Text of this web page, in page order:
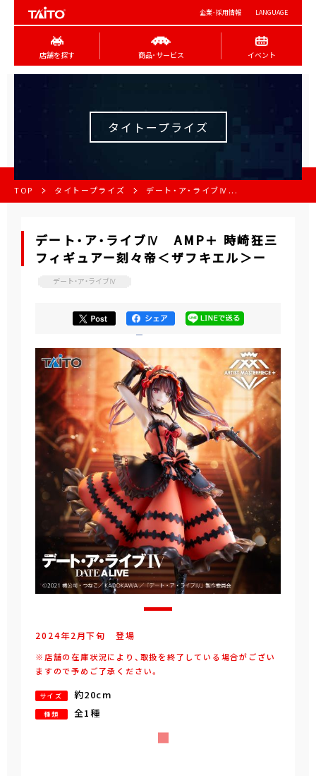
企業･採用情報 LANGUAGE
店舗を探す 商品･サービス イベント
タイトープライズ
TOP タイトープライズ デート・ア・ライブⅣ...
デート・ア・ライブⅣ AMP＋ 時崎狂三
フィギュアー刻々帝＜ザフキエル＞ー
デート・ア・ライブⅣ
2024年2月下旬 登場
※店舗の在庫状況により、取扱を終了している場合がござい
ますので予めご了承ください。
サイズ 約20cm
種類 全1種